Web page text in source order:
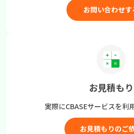
お問い合わせす
お見積もり
実際にCBASEサービスを利
お見積もりのご